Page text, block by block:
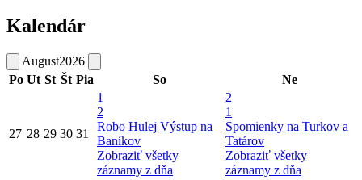
Kalendár
August2026
Po Ut St Št Pia So Ne
27 28 29 30 31
1
2
Robo Hulej Výstup na
Baníkov
Zobraziť všetky
záznamy z dňa
2
1
Spomienky na Turkov a
Tatárov
Zobraziť všetky
záznamy z dňa